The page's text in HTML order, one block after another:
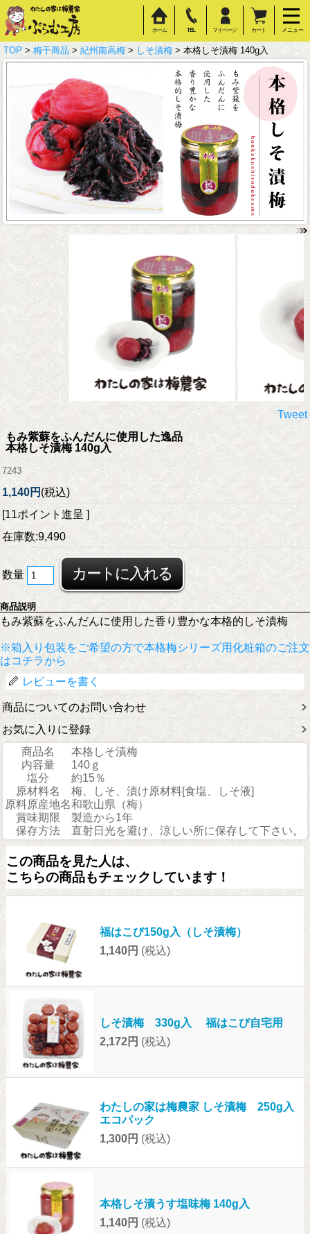
ホーム TEL マイページ カート メニュー
TOP > 梅干商品 > 紀州南高梅 > しそ漬梅 > 本格しそ漬梅 140g入
Tweet
もみ紫蘇をふんだんに使用した逸品
本格しそ漬梅 140g入
7243
1,140円 (税込)
[11ポイント進呈 ]
在庫数:9,490
数量
商品説明
もみ紫蘇をふんだんに使用した香り豊かな本格的しそ漬梅
※箱入り包装をご希望の方で本格梅シリーズ用化粧箱のご注文
はコチラから
レビューを書く
商品についてのお問い合わせ
お気に入りに登録
商品名
本格しそ漬梅
内容量
140ｇ
塩分
約15％
原材料名
梅、しそ、漬け原材料[食塩、しそ液]
原料原産地名和歌山県（梅）
賞味期限
製造から1年
保存方法
直射日光を避け、涼しい所に保存して下さい。
この商品を見た人は、
こちらの商品もチェックしています！
福はこび150g入（しそ漬梅）
1,140円 (税込)
しそ漬梅 330g入 福はこび自宅用
2,172円 (税込)
わたしの家は梅農家 しそ漬梅 250g入
エコパック
1,300円 (税込)
本格しそ漬うす塩味梅 140g入
1,140円 (税込)